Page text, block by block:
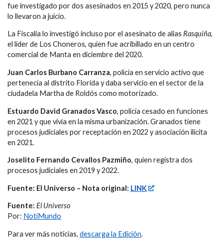
fue investigado por dos asesinados en 2015 y 2020, pero nunca
lo llevaron a juicio.
La Fiscalía lo investigó incluso por el asesinato de alias Rasquiña,
el líder de Los Choneros, quien fue acribillado en un centro
comercial de Manta en diciembre del 2020.
Juan Carlos Burbano Carranza, policía en servicio activo que
pertenecía al distrito Florida y daba servicio en el sector de la
ciudadela Martha de Roldós como motorizado.
Estuardo David Granados Vasco, policía cesado en funciones
en 2021 y que vivía en la misma urbanización. Granados tiene
procesos judiciales por receptación en 2022 y asociación ilícita
en 2021.
Joselito Fernando Cevallos Pazmiño, quien registra dos
procesos judiciales en 2019 y 2022.
Fuente: El Universo – Nota original: LINK
Fuente: El Universo
Por: NotiMundo
Para ver más noticias, descarga la Edición.